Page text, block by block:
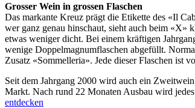
Grosser Wein in grossen Flaschen
Das markante Kreuz prägt die Etikette des «Il
wer ganz genau hinschaut, sieht auch beim «X»
etwas weniger dicht. Bei einem kräftigen
wenige Doppelmagnumflaschen abgefüllt.
Zusatz «Sommelleria». Jede dieser Flaschen ist
Seit dem Jahrgang 2000 wird auch ein
Markt. Nach rund 22 Monaten Ausbau wird
entdecken